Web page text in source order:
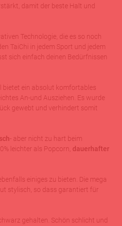
damit der beste Halt und
Technologie, die es so noch
TaiChi in jedem Sport und jedem
sich einfach deinen Bedürfnissen
bietet ein absolut komfortables
An-und Ausziehen. Es wurde
gewebt und verhindert somit
- aber nicht zu hart beim
leichter als Popcorn, dauerhafter
einiges zu bieten. Die mega
stylisch, so dass garantiert für
gehalten. Schön schlicht und